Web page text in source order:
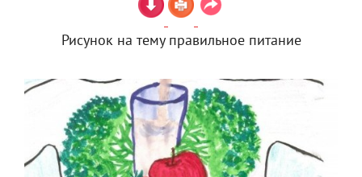
Рисунок на тему правильное питание